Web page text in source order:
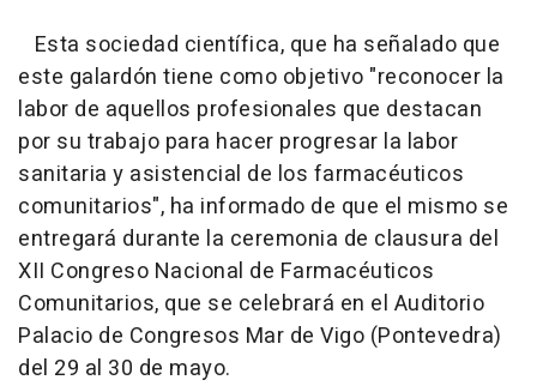
Esta sociedad científica, que ha señalado que
este galardón tiene como objetivo "reconocer la
labor de aquellos profesionales que destacan
por su trabajo para hacer progresar la labor
sanitaria y asistencial de los farmacéuticos
comunitarios", ha informado de que el mismo se
entregará durante la ceremonia de clausura del
XII Congreso Nacional de Farmacéuticos
Comunitarios, que se celebrará en el Auditorio
Palacio de Congresos Mar de Vigo (Pontevedra)
del 29 al 30 de mayo.